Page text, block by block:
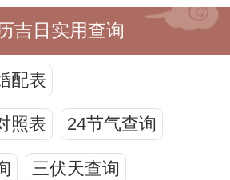
吉日实用查询
配表
照表 24节气查询
三伏天查询